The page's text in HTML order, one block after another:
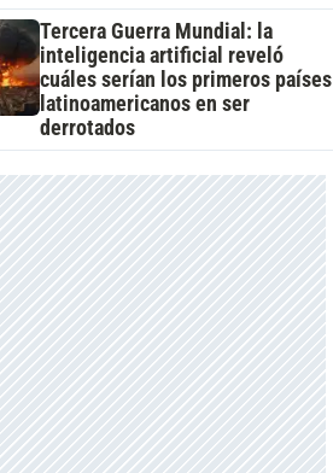
Tercera Guerra Mundial: la
inteligencia artificial reveló
cuáles serían los primeros países
latinoamericanos en ser
derrotados